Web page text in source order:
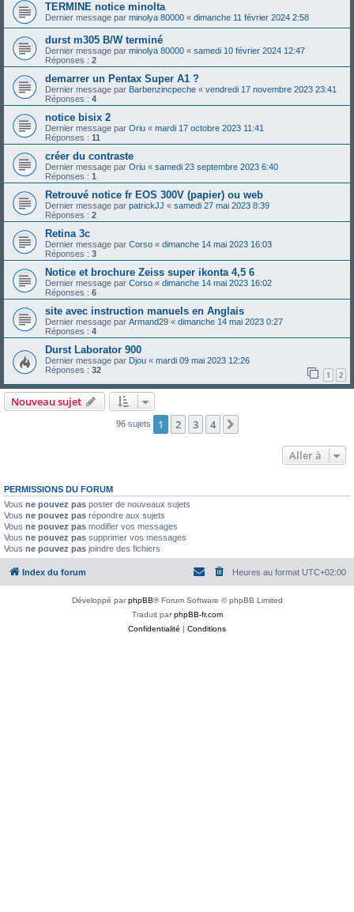
TERMINE notice minolta
Dernier message par minolya 80000 « dimanche 11 février 2024 2:58
durst m305 B/W terminé
Dernier message par minolya 80000 « samedi 10 février 2024 12:47
Réponses : 2
demarrer un Pentax Super A1 ?
Dernier message par Barbenzincpeche « vendredi 17 novembre 2023 23:41
Réponses : 4
notice bisix 2
Dernier message par Oriu « mardi 17 octobre 2023 11:41
Réponses : 11
créer du contraste
Dernier message par Oriu « samedi 23 septembre 2023 6:40
Réponses : 1
Retrouvé notice fr EOS 300V (papier) ou web
Dernier message par patrickJJ « samedi 27 mai 2023 8:39
Réponses : 2
Retina 3c
Dernier message par Corso « dimanche 14 mai 2023 16:03
Réponses : 3
Notice et brochure Zeiss super ikonta 4,5 6
Dernier message par Corso « dimanche 14 mai 2023 16:02
Réponses : 6
site avec instruction manuels en Anglais
Dernier message par Armand29 « dimanche 14 mai 2023 0:27
Réponses : 4
Durst Laborator 900
Dernier message par Djou « mardi 09 mai 2023 12:26
Réponses : 32 1 2
Nouveau sujet
96 sujets 1 2 3 4
Aller à
PERMISSIONS DU FORUM
Vous ne pouvez pas poster de nouveaux sujets
Vous ne pouvez pas répondre aux sujets
Vous ne pouvez pas modifier vos messages
Vous ne pouvez pas supprimer vos messages
Vous ne pouvez pas joindre des fichiers
Index du forum Heures au format UTC+02:00
Développé parphpBB® Forum Software © phpBB Limited
Traduit parphpBB-fr.com
Confidentialité | Conditions